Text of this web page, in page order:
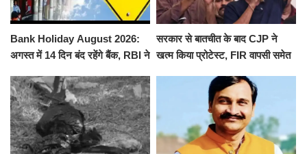
Bank Holiday August 2026:
अगस्त में 14 दिन बंद रहेंगे बैंक, RBI ने
सरकार से बातचीत के बाद CJP ने
खत्म किया प्रोटेस्ट, FIR वापसी समेत